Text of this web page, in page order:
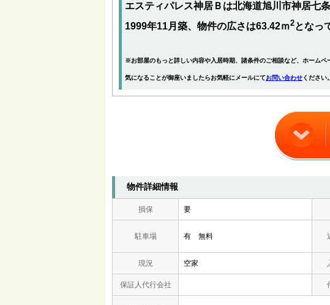
エスティパレス神居Ｂは北海道旭川市神居七
1999年11月築、物件の広さは63.42ｍ2となっ
※お部屋のもっと詳しい内容や入居時期、諸条件のご相談など、ホームペ
気になることが御座いましたらお気軽にメールにてお問い合わせください。
物件詳細情報
損保 要
駐車場 有 無料
現況 空家
保証人代行会社